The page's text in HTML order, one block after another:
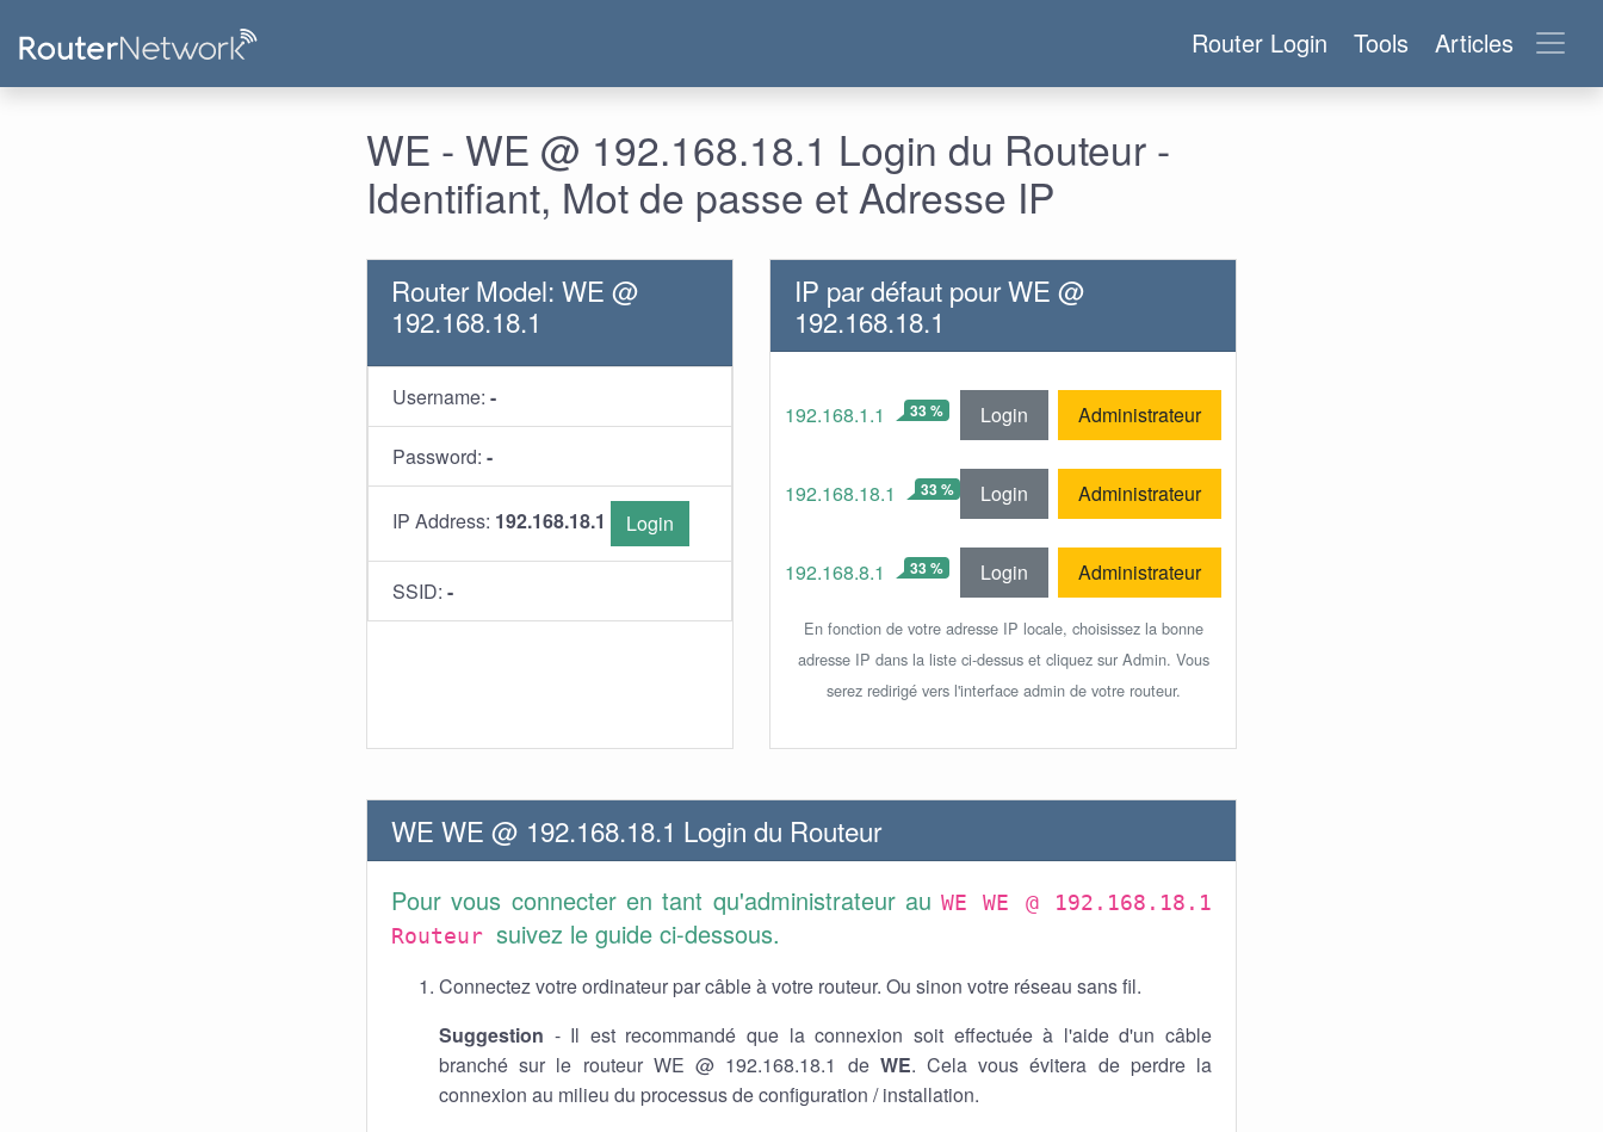
Router Login Tools Articles
WE - WE @ 192.168.18.1 Login du Routeur -
Identifiant, Mot de passe et Adresse IP
Router Model: WE @
192.168.18.1
Username: -
Password: -
IP Address: 192.168.18.1 Login
SSID: -
IP par défaut pour WE @
192.168.18.1
192.168.1.1 33 % Login Administrateur
192.168.18.1 33 % Login Administrateur
192.168.8.1 33 % Login Administrateur
En fonction de votre adresse IP locale, choisissez la bonne
adresse IP dans la liste ci-dessus et cliquez sur Admin. Vous
serez redirigé vers l'interface admin de votre routeur.
WE WE @ 192.168.18.1 Login du Routeur
Pour vous connecter en tant qu'administrateur auWE WE @ 192.168.18.1
Routeur suivez le guide ci-dessous.
Connectez votre ordinateur par câble à votre routeur. Ou sinon votre réseau sans fil.
Suggestion - Il est recommandé que la connexion soit effectuée à l'aide d'un câble
branché sur le routeur WE @ 192.168.18.1 de WE. Cela vous évitera de perdre la
connexion au milieu du processus de configuration / installation.